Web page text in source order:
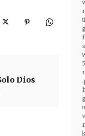
Dios